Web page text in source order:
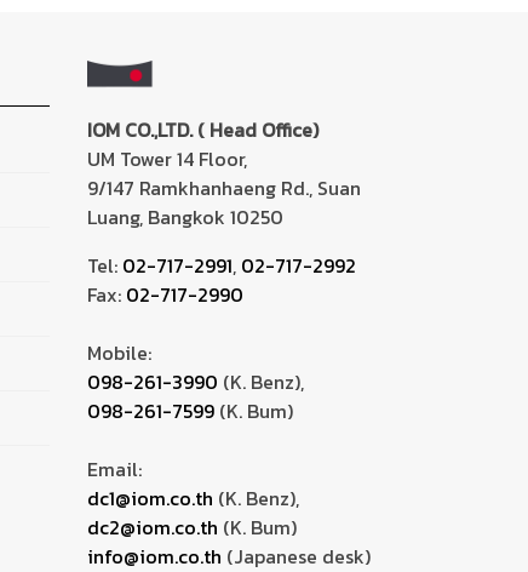
IOM CO.,LTD. ( Head Office)
UM Tower 14 Floor,
9/147 Ramkhanhaeng Rd., Suan
Luang, Bangkok 10250
Tel: 02-717-2991, 02-717-2992
Fax: 02-717-2990
Mobile:
098-261-3990 (K. Benz),
098-261-7599(K. Bum)
Email:
dc1@iom.co.th (K. Benz),
dc2@iom.co.th (K. Bum)
info@iom.co.th (Japanese desk)